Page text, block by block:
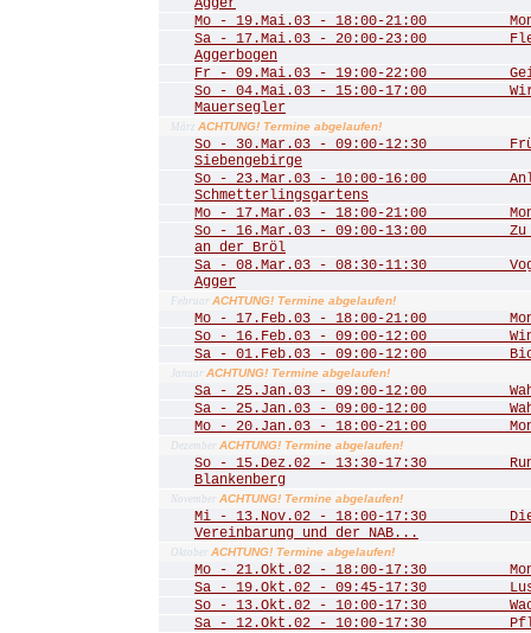
Agger
Mo - 19.Mai.03 - 18:00-21:00
Sa - 17.Mai.03 - 20:00-23:00
Aggerbogen
Fr - 09.Mai.03 - 19:00-22:00
So - 04.Mai.03 - 15:00-17:00 Wir
Mauersegler
März ACHTUNG! Termine abgelaufen!
So - 30.Mar.03 - 09:00-12:30
Siebengebirge
So - 23.Mar.03 - 10:00-16:00
Schmetterlingsgartens
Mo - 17.Mar.03 - 18:00-21:00
So - 16.Mar.03 - 09:00-13:00 Zu
an der Bröl
Sa - 08.Mar.03 - 08:30-11:30
Agger
Februar ACHTUNG! Termine abgelaufen!
Mo - 17.Feb.03 - 18:00-21:00
So - 16.Feb.03 - 09:00-12:00
Sa - 01.Feb.03 - 09:00-12:00
Januar ACHTUNG! Termine abgelaufen!
Sa - 25.Jan.03 - 09:00-12:00
Sa - 25.Jan.03 - 09:00-12:00
Mo - 20.Jan.03 - 18:00-21:00
Dezember ACHTUNG! Termine abgelaufen!
So - 15.Dez.02 - 13:30-17:30 Rund
Blankenberg
November ACHTUNG! Termine abgelaufen!
Mi - 13.Nov.02 - 18:00-17:30 Die
Vereinbarung und der NAB...
Oktober ACHTUNG! Termine abgelaufen!
Mo - 21.Okt.02 - 18:00-17:30
Sa - 19.Okt.02 - 09:45-17:30 Lust
So - 13.Okt.02 - 10:00-17:30
Sa - 12.Okt.02 - 10:00-17:30